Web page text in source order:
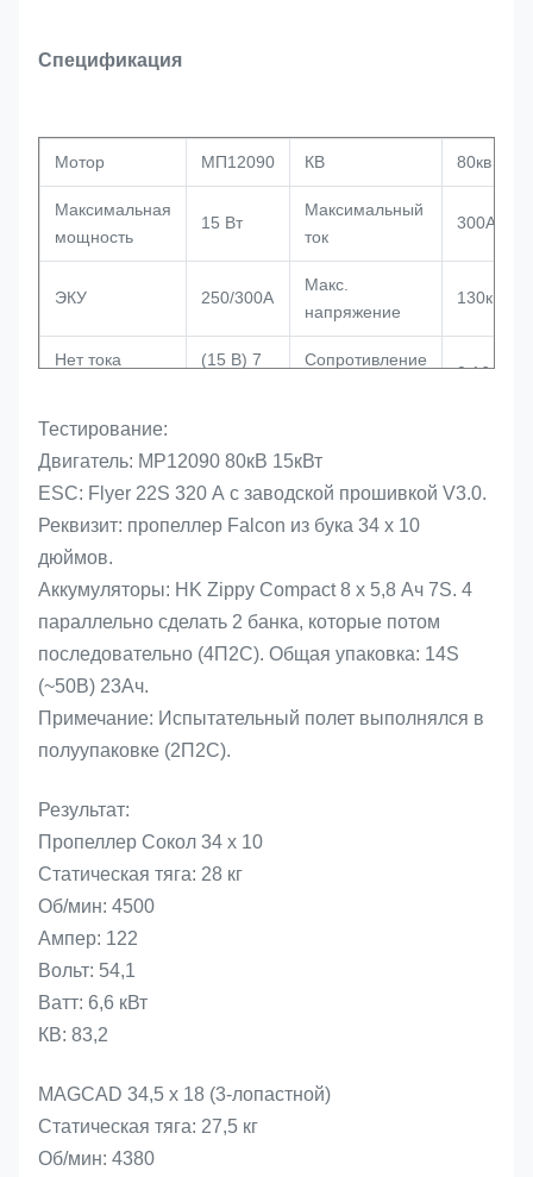
Спецификация
Мотор МП12090 КВ 80кв
Максимальная
мощность
15 Вт
Максимальный
ток
300А
ЭКУ 250/300А
Макс.
напряжение
130кв
Нет тока
(15 В) 7
Сопротивление
0,16
мм
Масса 3,5 кг Вал
Тестирование:
Двигатель: MP12090 80кВ 15кВт
ESC: Flyer 22S 320 А с заводской прошивкой V3.0.
Реквизит: пропеллер Falcon из бука 34 x 10
дюймов.
Аккумуляторы: HK Zippy Compact 8 x 5,8 Ач 7S. 4
параллельно сделать 2 банка, которые потом
последовательно (4П2С). Общая упаковка: 14S
(~50В) 23Ач.
Примечание: Испытательный полет выполнялся в
полуупаковке (2П2С).
Результат:
Пропеллер Сокол 34 х 10
Статическая тяга: 28 кг
Об/мин: 4500
Ампер: 122
Вольт: 54,1
Ватт: 6,6 кВт
КВ: 83,2
MAGCAD 34,5 x 18 (3-лопастной)
Статическая тяга: 27,5 кг
Об/мин: 4380